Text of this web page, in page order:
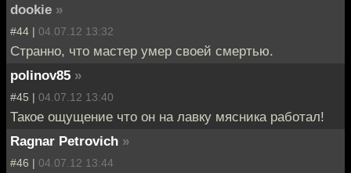
dookie »
#44 | 04.07.12 13:32
Странно, что мастер умер своей смертью.
polinov85 »
#45 | 04.07.12 13:40
Такое ощущение что он на лавку мясника работал!
Ragnar Petrovich »
#46 | 04.07.12 13:44